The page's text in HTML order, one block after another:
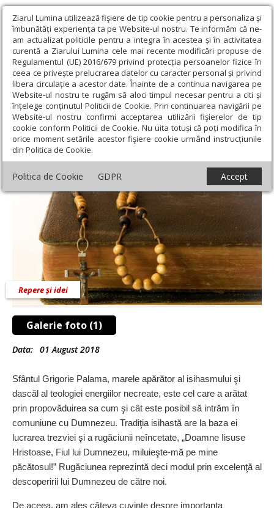
Ziarul Lumina utilizează fişiere de tip cookie pentru a personaliza și
îmbunătăți experiența ta pe Website-ul nostru. Te informăm că ne-
am actualizat politicile pentru a integra în acestea și în activitatea
curentă a Ziarului Lumina cele mai recente modificări propuse de
Regulamentul (UE) 2016/679 privind protecția persoanelor fizice în
ceea ce privește prelucrarea datelor cu caracter personal și privind
libera circulație a acestor date. Înainte de a continua navigarea pe
Website-ul nostru te rugăm să aloci timpul necesar pentru a citi și
înțelege conținutul Politicii de Cookie. Prin continuarea navigării pe
Website-ul nostru confirmi acceptarea utilizării fişierelor de tip
cookie conform Politicii de Cookie. Nu uita totuși că poți modifica în
orice moment setările acestor fişiere cookie urmând instrucțiunile
din Politica de Cookie.
Politica de Cookie GDPR Accept
Ziarul Lumina › Opinii › Repere și idei › „Rugăciunea lui Iisus a
umplut raiul cu mulţi sfinţi”
„Rugăciunea lui Iisus a umplut raiul cu
mulţi sfinţi”
Galerie foto (1)
Repere și idei
Data: 01 August 2018
Sfântul Grigorie Palama, marele apărător al isihasmului şi
dascăl al teologiei energiilor necreate, este cel care a arătat
prin propovăduirea sa cum şi cât este posibil să intrăm în
comuniune cu Dumnezeu. Tradiţia isihastă are la baza ei
lucrarea trezviei şi a rugăciunii neîncetate, „Doamne Iisuse
Hristoase, Fiul lui Dumnezeu, miluieşte-mă pe mine
păcătosul!” Rugăciunea reprezintă deci modul prin excelenţă al
descoperirii lui Dumnezeu de către noi.
De aceea, am ales câteva cuvinte despre importanţa